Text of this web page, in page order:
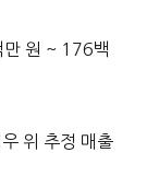
원 ~ 176백
위 추정 매출